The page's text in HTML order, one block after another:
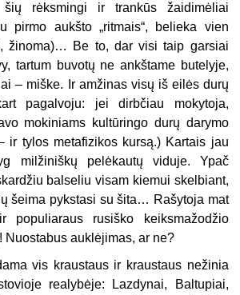
rėksmingi ir trankūs žaidimėliai
pirmo aukšto „ritmais“, belieka vien
žinoma)… Be to, dar visi taip garsiai
tartum buvotų ne ankštame butelyje,
– miške. Ir amžinas visų iš eilės durų
pagalvoju: jei dirbčiau mokytoja,
mokiniams kultūringo durų darymo
ir tylos metafizikos kursą.) Kartais jau
milžiniškų pelėkautų viduje. Ypač
balseliu visam kiemui skelbiant,
šeima pykstasi su šita… Rašytoja mat
rusiško keiksmažodžio
Nuostabus auklėjimas, ar ne?
vis kraustaus ir kraustaus nežinia
realybėje: Lazdynai, Baltupiai,